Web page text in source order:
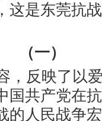
这是东莞抗
（一）
反映了以
国共产党在
的人民战争